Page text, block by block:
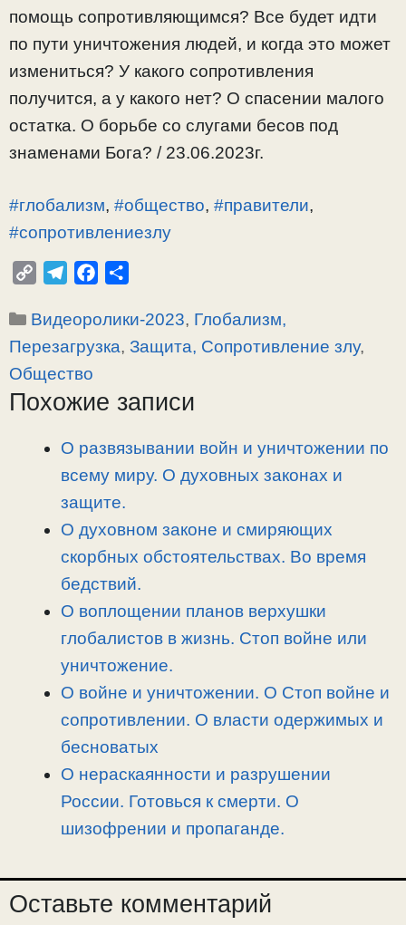
помощь сопротивляющимся? Все будет идти
по пути уничтожения людей, и когда это может
измениться? У какого сопротивления
получится, а у какого нет? О спасении малого
остатка. О борьбе со слугами бесов под
знаменами Бога? / 23.06.2023г.
#глобализм, #общество, #правители,
#сопротивлениезлу
p
y
n
l
e
a
c
e
o
п
р
и
Рубрики
Видеоролики-2023, Глобализм,
Перезагрузка, Защита, Сопротивление злу,
Общество
Похожие записи
О развязывании войн и уничтожении по
всему миру. О духовных законах и
защите.
О духовном законе и смиряющих
скорбных обстоятельствах. Во время
бедствий.
О воплощении планов верхушки
глобалистов в жизнь. Стоп войне или
уничтожение.
О войне и уничтожении. О Стоп войне и
сопротивлении. О власти одержимых и
бесноватых
О нераскаянности и разрушении
России. Готовься к смерти. О
шизофрении и пропаганде.
Оставьте комментарий